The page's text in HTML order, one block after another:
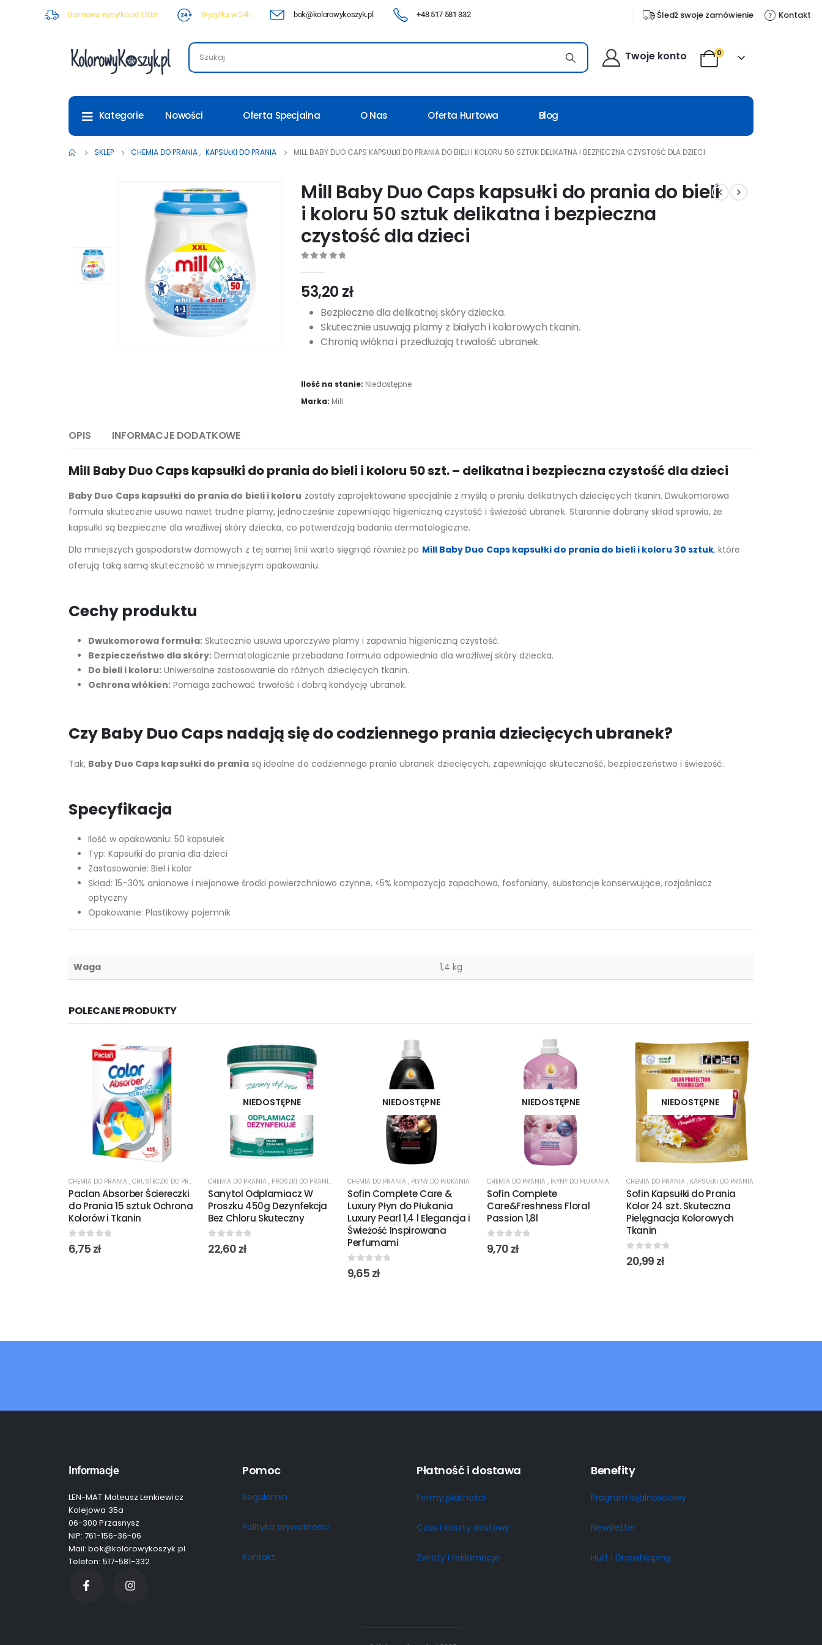
Darmowa wysyłka od 150zł Wysyłka w 24h bok@kolorowykoszyk.pl +48 517 581 332 Śledź swoje zamówienie Kontakt
Twoje konto 0
Kategorie Nowości Oferta Specjalna O Nas Oferta Hurtowa Blog
SKLEP CHEMIA DO PRANIA, KAPSUŁKI DO PRANIA MILL BABY DUO CAPS KAPSUŁKI DO PRANIA DO BIELI I KOLORU 50 SZTUK DELIKATNA I BEZPIECZNA CZYSTOŚĆ DLA DZIECI
Mill Baby Duo Caps kapsułki do prania do bieli
i koloru 50 sztuk delikatna i bezpieczna
czystość dla dzieci
53,20 zł
Bezpieczne dla delikatnej skóry dziecka.
Skutecznie usuwają plamy z białych i kolorowych tkanin.
Chronią włókna i przedłużają trwałość ubranek.
Ilość na stanie: Niedostępne
Marka: Mill
OPIS INFORMACJE DODATKOWE
Mill Baby Duo Caps kapsułki do prania do bieli i koloru 50 szt. – delikatna i bezpieczna czystość dla dzieci
Baby Duo Caps kapsułki do prania do bieli i koloru zostały zaprojektowane specjalnie z myślą o praniu delikatnych dziecięcych tkanin. Dwukomorowa
formuła skutecznie usuwa nawet trudne plamy, jednocześnie zapewniając higieniczną czystość i świeżość ubranek. Starannie dobrany skład sprawia, że
kapsułki są bezpieczne dla wrażliwej skóry dziecka, co potwierdzają badania dermatologiczne.
Dla mniejszych gospodarstw domowych z tej samej linii warto sięgnąć również po Mill Baby Duo Caps kapsułki do prania do bieli i koloru 30 sztuk, które
oferują taką samą skuteczność w mniejszym opakowaniu.
Cechy produktu
Dwukomorowa formuła: Skutecznie usuwa uporczywe plamy i zapewnia higieniczną czystość.
Bezpieczeństwo dla skóry: Dermatologicznie przebadana formuła odpowiednia dla wrażliwej skóry dziecka.
Do bieli i koloru: Uniwersalne zastosowanie do różnych dziecięcych tkanin.
Ochrona włókien: Pomaga zachować trwałość i dobrą kondycję ubranek.
Czy Baby Duo Caps nadają się do codziennego prania dziecięcych ubranek?
Tak, Baby Duo Caps kapsułki do praniasą idealne do codziennego prania ubranek dziecięcych, zapewniając skuteczność, bezpieczeństwo i świeżość.
Specyfikacja
Ilość w opakowaniu: 50 kapsułek
Typ: Kapsułki do prania dla dzieci
Zastosowanie: Biel i kolor
Skład: 15–30% anionowe i niejonowe środki powierzchniowo czynne, <5% kompozycja zapachowa, fosfoniany, substancje konserwujące, rozjaśniacz
optyczny
Opakowanie: Plastikowy pojemnik
Waga 1,4 kg
POLECANE PRODUKTY
CHEMIA DO PRANIA , CHUSTECZKI DO PRANIA
Paclan Absorber Ściereczki
do Prania 15 sztuk Ochrona
Kolorów i Tkanin
0out of 5
6,75 zł
NIEDOSTĘPNE
CHEMIA DO PRANIA , PROSZKI DO PRANIA ŻELE I PŁYNY DO PRANIA
Sanytol Odplamiacz W
Proszku 450g Dezynfekcja
Bez Chloru Skuteczny
0out of 5
22,60 zł
NIEDOSTĘPNE
CHEMIA DO PRANIA , PŁYNY DO PŁUKANIA
Sofin Complete Care &
Luxury Płyn do Płukania
Luxury Pearl 1,4 l Elegancja i
Świeżość Inspirowana
Perfumami
0out of 5
9,65 zł
NIEDOSTĘPNE
CHEMIA DO PRANIA , PŁYNY DO PŁUKANIA
Sofin Complete
Care&Freshness Floral
Passion 1,8l
0out of 5
9,70 zł
NIEDOSTĘPNE
CHEMIA DO PRANIA , KAPSUŁKI DO PRANIA
Sofin Kapsułki do Prania
Kolor 24 szt. Skuteczna
Pielęgnacja Kolorowych
Tkanin
0out of 5
20,99 zł
Informacje
LEN-MAT Mateusz Lenkiewicz
Kolejowa 35a
06-300 Przasnysz
NIP: 761-156-36-06
Mail: bok@kolorowykoszyk.pl
Telefon: 517-581-332
Pomoc
Regulamin
Polityka prywatności
Kontakt
Płatność i dostawa
Formy płatności
Czas i koszty dostawy
Zwroty i reklamacje
Benefity
Program lojalnościowy
Newsletter
Hurt i Dropshipping